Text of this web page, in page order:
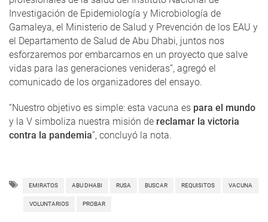
Investigación de Epidemiología y Microbiología de
Gamaleya, el Ministerio de Salud y Prevención de los EAU y
el Departamento de Salud de Abu Dhabi, juntos nos
esforzaremos por embarcarnos en un proyecto que salve
vidas para las generaciones venideras”, agregó el
comunicado de los organizadores del ensayo.
“Nuestro objetivo es simple: esta vacuna es para el mundo
y la V simboliza nuestra misión de reclamar la victoria
contra la pandemia”, concluyó la nota.
EMIRATOS ABU DHABI RUSA BUSCAR REQUISITOS VACUNA
VOLUNTARIOS PROBAR